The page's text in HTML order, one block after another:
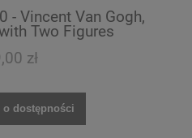
- Vincent Van Gogh,
Two Figures
zł
o dostępności